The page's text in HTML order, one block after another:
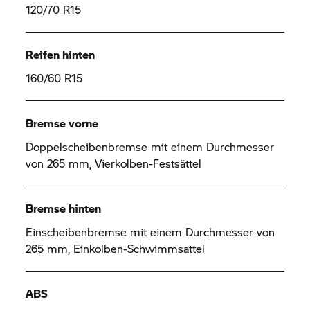
120/70 R15
Reifen hinten
160/60 R15
Bremse vorne
Doppelscheibenbremse mit einem Durchmesser
von 265 mm, Vierkolben-Festsättel
Bremse hinten
Einscheibenbremse mit einem Durchmesser von
265 mm, Einkolben-Schwimmsattel
ABS